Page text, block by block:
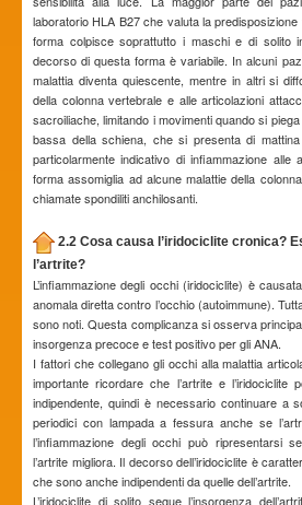
laboratorio HLA B27 che valuta la
forma colpisce soprattutto i maschi e di solito
decorso di questa forma è variabile. In alcuni
malattia diventa quiescente, mentre in altri si
della colonna vertebrale e alle articolazioni
sacroiliache, limitando i movimenti quando si
bassa della schiena, che si presenta di
particolarmente indicativo di infiammazione alle
forma assomiglia ad alcune malattie della
chiamate spondiliti anchilosanti.
2.2 Cosa causa l’iridociclite cronica?
l’artrite?
L’infiammazione degli occhi (iridociclite) è
anomala diretta contro l’occhio (autoimmune).
sono noti. Questa complicanza si osserva
insorgenza precoce e test positivo per gli ANA.
I fattori che collegano gli occhi alla malattia
importante ricordare che l’artrite e l’iridociclite
indipendente, quindi è necessario continuare a
periodici con lampada a fessura anche se
l’infiammazione degli occhi può ripresentarsi
l’artrite migliora. Il decorso dell’iridociclite è
che sono anche indipendenti da quelle dell’artrite.
L’iridociclite di solito segue l’insorgenza